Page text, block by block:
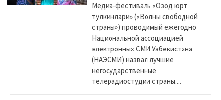
Медиа-фестиваль «Озод юрт
тулкинлари» («Волны свободной
страны») проводимый ежегодно
Национальной ассоциацией
электронных СМИ Узбекистана
(НАЭСМИ) назвал лучшие
негосударственные
телерадиостудии страны....